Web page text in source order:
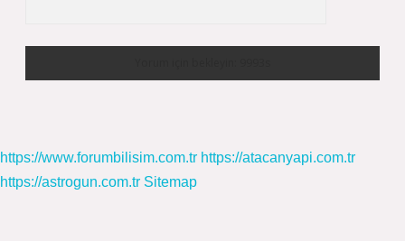
https://www.forumbilisim.com.tr https://atacanyapi.com.tr
https://astrogun.com.tr Sitemap